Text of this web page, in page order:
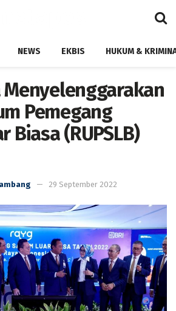
NEWS EKBIS HUKUM &
Menyelenggarakan
Pemegang
Biasa (RUPSLB)
29 September 2022